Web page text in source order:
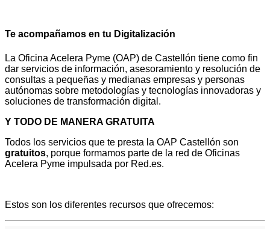
Te acompañamos en tu Digitalización
La Oficina Acelera Pyme (OAP) de Castellón tiene como fin
dar servicios de información, asesoramiento y resolución de
consultas a pequeñas y medianas empresas y personas
autónomas sobre metodologías y tecnologías innovadoras y
soluciones de transformación digital.
Y TODO DE MANERA GRATUITA
Todos los servicios que te presta la OAP Castellón son
gratuitos, porque formamos parte de la red de Oficinas
Acelera Pyme impulsada por Red.es.
Estos son los diferentes recursos que ofrecemos: